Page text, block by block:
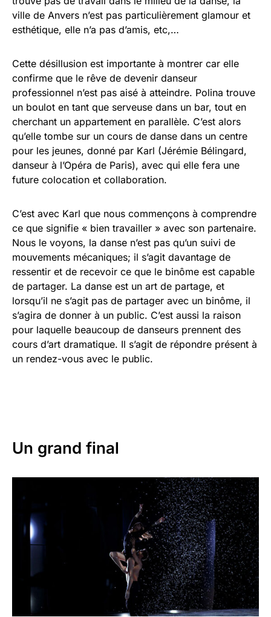
ville de Anvers n’est pas particulièrement glamour et
esthétique, elle n’a pas d’amis, etc,…
Cette désillusion est importante à montrer car elle
confirme que le rêve de devenir danseur
professionnel n’est pas aisé à atteindre. Polina trouve
un boulot en tant que serveuse dans un bar, tout en
cherchant un appartement en parallèle. C’est alors
qu’elle tombe sur un cours de danse dans un centre
pour les jeunes, donné par Karl (Jérémie Bélingard,
danseur à l’Opéra de Paris), avec qui elle fera une
future colocation et collaboration.
C’est avec Karl que nous commençons à comprendre
ce que signifie « bien travailler » avec son partenaire.
Nous le voyons, la danse n’est pas qu’un suivi de
mouvements mécaniques; il s’agit davantage de
ressentir et de recevoir ce que le binôme est capable
de partager. La danse est un art de partage, et
lorsqu’il ne s’agit pas de partager avec un binôme, il
s’agira de donner à un public. C’est aussi la raison
pour laquelle beaucoup de danseurs prennent des
cours d’art dramatique. Il s’agit de répondre présent à
un rendez-vous avec le public.
Un grand final